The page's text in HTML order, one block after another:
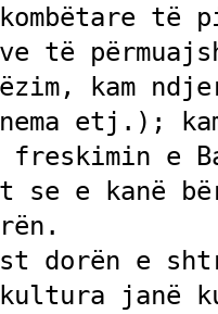
të
kam
etj.);
e
se e kanë
dorën e
janë